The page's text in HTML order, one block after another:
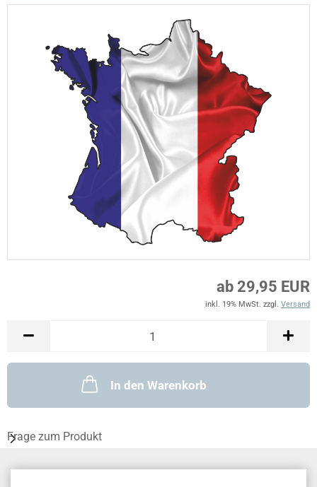
ab 29,95 EUR
inkl. 19% MwSt. zzgl. Versand
In den Warenkorb
Frage zum Produkt